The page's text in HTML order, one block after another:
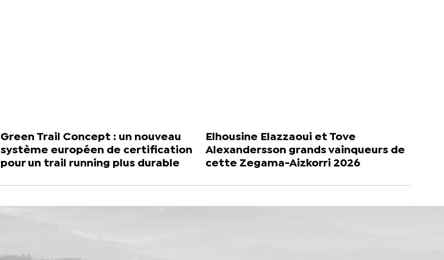
Green Trail Concept : un nouveau
système européen de certification
pour un trail running plus durable
Elhousine Elazzaoui et Tove
Alexandersson grands vainqueurs de
cette Zegama-Aizkorri 2026